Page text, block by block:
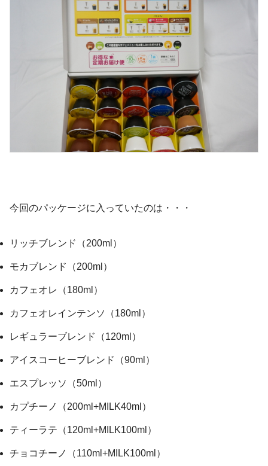
今回のパッケージに入っていたのは・・・
リッチブレンド（200ml）
モカブレンド（200ml）
カフェオレ（180ml）
カフェオレインテンソ（180ml）
レギュラーブレンド（120ml）
アイスコーヒーブレンド（90ml）
エスプレッソ（50ml）
カプチーノ（200ml+MILK40ml）
ティーラテ（120ml+MILK100ml）
チョコチーノ（110ml+MILK100ml）